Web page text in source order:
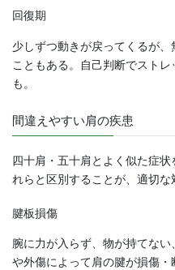
回復期
少しずつ動きが戻ってくるが
こともある。自己判断でスト
も。
間違えやすい肩の疾患
四十肩・五十肩とよく似た症
れらと区別することが、適切な
腱板損傷
腕に力が入らず、物が持てな
や外傷によって肩の腱が損傷・